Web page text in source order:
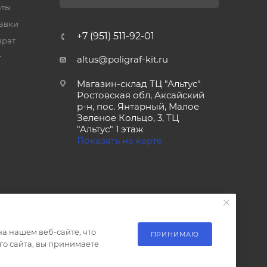
+7 (951) 511-92-01
altus@poligraf-kit.ru
Магазин-склад ТЦ "Альтус"
Ростовская обл, Аксайский
р-н, пос. Янтарный, Малое
Зеленое Кольцо, 3, ТЦ
"Альтус" 1 этаж
Показать на карте
нашем веб-сайте, что
сайта, вы принимаете
ПРИНИМАЮ